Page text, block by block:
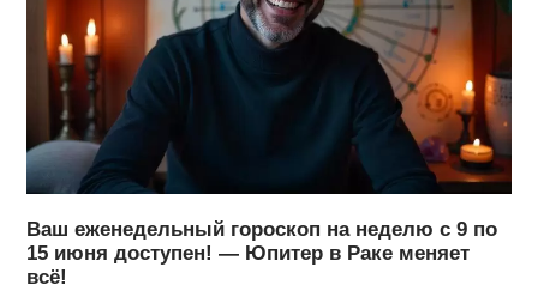
Ваш еженедельный гороскоп на неделю с 9 по
15 июня доступен! — Юпитер в Раке меняет
всё!